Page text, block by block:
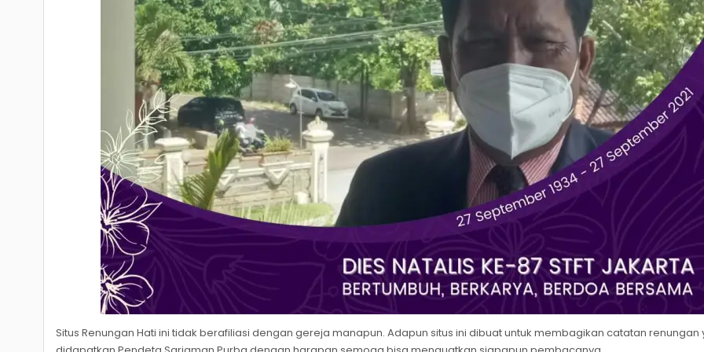
Situs Renungan Hati ini tidak berafiliasi dengan gereja manapun. Adapun situs ini dibuat untuk membagikan catatan renungan